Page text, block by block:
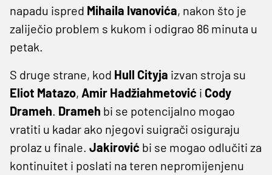
napadu ispred Mihaila Ivanovića, nakon što je
zaliječio problem s kukom i odigrao 86 minuta u
petak.
S druge strane, kod Hull Cityja izvan stroja su
Eliot Matazo, Amir Hadžiahmetović i Cody
Drameh. Drameh bi se potencijalno mogao
vratiti u kadar ako njegovi suigrači osiguraju
prolaz u finale. Jakirović bi se mogao odlučiti za
kontinuitet i poslati na teren nepromijenjenu